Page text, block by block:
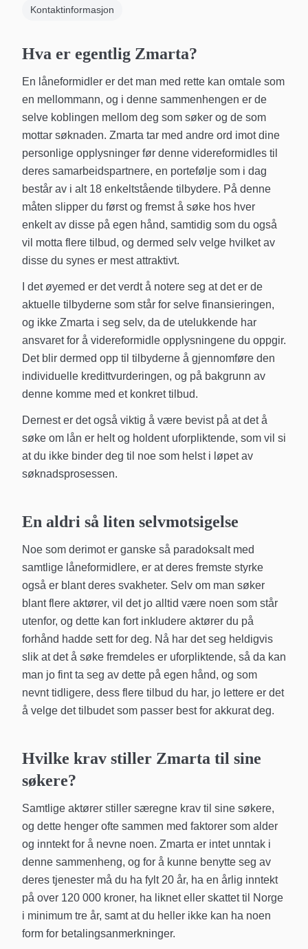
Kontaktinformasjon
Hva er egentlig Zmarta?
En låneformidler er det man med rette kan omtale som
en mellommann, og i denne sammenhengen er de
selve koblingen mellom deg som søker og de som
mottar søknaden. Zmarta tar med andre ord imot dine
personlige opplysninger før denne videreformidles til
deres samarbeidspartnere, en portefølje som i dag
består av i alt 18 enkeltstående tilbydere. På denne
måten slipper du først og fremst å søke hos hver
enkelt av disse på egen hånd, samtidig som du også
vil motta flere tilbud, og dermed selv velge hvilket av
disse du synes er mest attraktivt.
I det øyemed er det verdt å notere seg at det er de
aktuelle tilbyderne som står for selve finansieringen,
og ikke Zmarta i seg selv, da de utelukkende har
ansvaret for å videreformidle opplysningene du oppgir.
Det blir dermed opp til tilbyderne å gjennomføre den
individuelle kredittvurderingen, og på bakgrunn av
denne komme med et konkret tilbud.
Dernest er det også viktig å være bevist på at det å
søke om lån er helt og holdent uforpliktende, som vil si
at du ikke binder deg til noe som helst i løpet av
søknadsprosessen.
En aldri så liten selvmotsigelse
Noe som derimot er ganske så paradoksalt med
samtlige låneformidlere, er at deres fremste styrke
også er blant deres svakheter. Selv om man søker
blant flere aktører, vil det jo alltid være noen som står
utenfor, og dette kan fort inkludere aktører du på
forhånd hadde sett for deg. Nå har det seg heldigvis
slik at det å søke fremdeles er uforpliktende, så da kan
man jo fint ta seg av dette på egen hånd, og som
nevnt tidligere, dess flere tilbud du har, jo lettere er det
å velge det tilbudet som passer best for akkurat deg.
Hvilke krav stiller Zmarta til sine
søkere?
Samtlige aktører stiller særegne krav til sine søkere,
og dette henger ofte sammen med faktorer som alder
og inntekt for å nevne noen. Zmarta er intet unntak i
denne sammenheng, og for å kunne benytte seg av
deres tjenester må du ha fylt 20 år, ha en årlig inntekt
på over 120 000 kroner, ha liknet eller skattet til Norge
i minimum tre år, samt at du heller ikke kan ha noen
form for betalingsanmerkninger.